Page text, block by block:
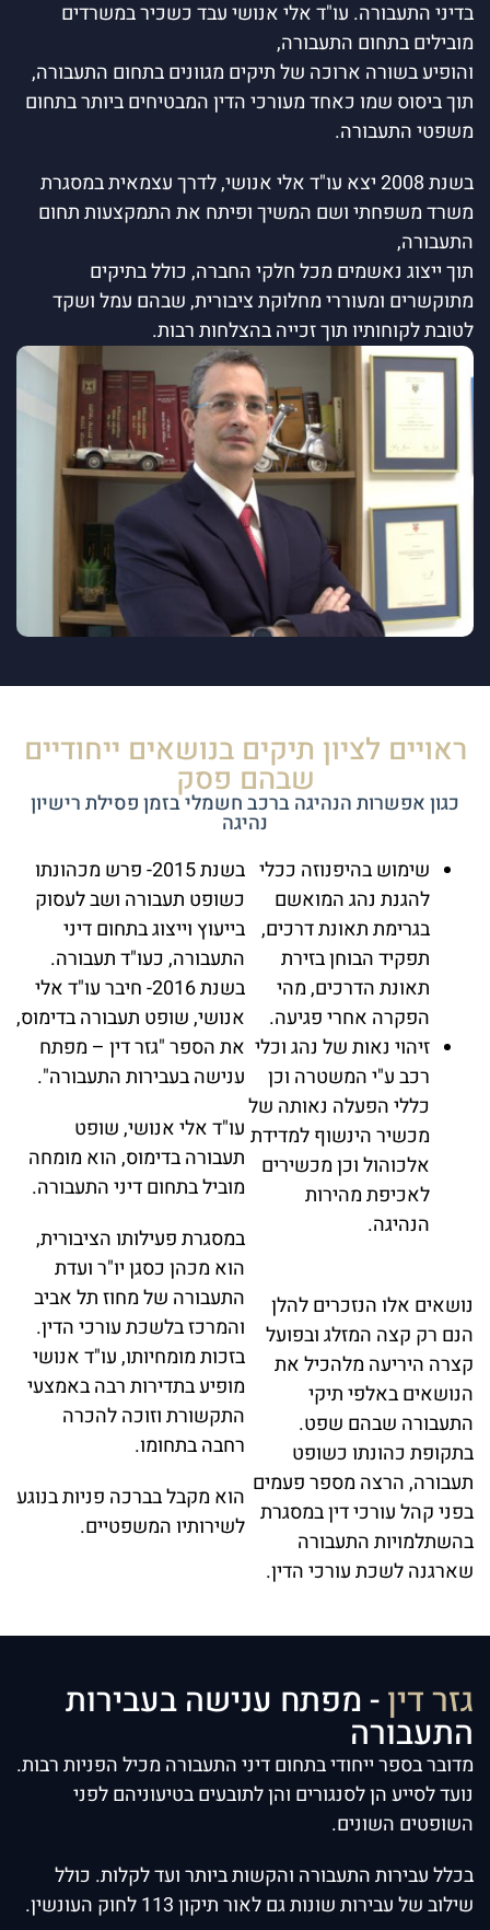
בדיני התעבורה. עו"ד אלי אנושי עבד כשכיר במשרדים
מובילים בתחום התעבורה,
והופיע בשורה ארוכה של תיקים מגוונים בתחום התעבורה,
תוך ביסוס שמו כאחד מעורכי הדין המבטיחים ביותר בתחום
משפטי התעבורה.
בשנת 2008 יצא עו"ד אלי אנושי, לדרך עצמאית במסגרת
משרד משפחתי ושם המשיך ופיתח את התמקצעות תחום
התעבורה,
תוך ייצוג נאשמים מכל חלקי החברה, כולל בתיקים
מתוקשרים ומעוררי מחלוקת ציבורית, שבהם עמל ושקד
לטובת לקוחותיו תוך זכייה בהצלחות רבות.
ראויים לציון תיקים בנושאים ייחודיים
שבהם פסק
כגון אפשרות הנהיגה ברכב חשמלי בזמן פסילת רישיון
נהיגה
שימוש בהיפנוזה ככלי
להגנת נהג המואשם
בגרימת תאונת דרכים,
תפקיד הבוחן בזירת
תאונת הדרכים, מהי
הפקרה אחרי פגיעה.
זיהוי נאות של נהג וכלי
רכב ע"י המשטרה וכן
כללי הפעלה נאותה של
מכשיר הינשוף למדידת
אלכוהול וכן מכשירים
לאכיפת מהירות
הנהיגה.
נושאים אלו הנזכרים להלן
הנם רק קצה המזלג ובפועל
קצרה היריעה מלהכיל את
הנושאים באלפי תיקי
התעבורה שבהם שפט.
בתקופת כהונתו כשופט
תעבורה, הרצה מספר פעמים
בפני קהל עורכי דין במסגרת
בהשתלמויות התעבורה
שארגנה לשכת עורכי הדין.
בשנת 2015- פרש מכהונתו
כשופט תעבורה ושב לעסוק
בייעוץ וייצוג בתחום דיני
התעבורה, כעו"ד תעבורה.
בשנת 2016- חיבר עו"ד אלי
אנושי, שופט תעבורה בדימוס,
את הספר "גזר דין – מפתח
ענישה בעבירות התעבורה".
עו"ד אלי אנושי, שופט
תעבורה בדימוס, הוא מומחה
מוביל בתחום דיני התעבורה.
במסגרת פעילותו הציבורית,
הוא מכהן כסגן יו"ר ועדת
התעבורה של מחוז תל אביב
והמרכז בלשכת עורכי הדין.
בזכות מומחיותו, עו"ד אנושי
מופיע בתדירות רבה באמצעי
התקשורת וזוכה להכרה
רחבה בתחומו.
הוא מקבל בברכה פניות בנוגע
לשירותיו המשפטיים.
גזר דין- מפתח ענישה בעבירות
התעבורה
מדובר בספר ייחודי בתחום דיני התעבורה מכיל הפניות רבות.
נועד לסייע הן לסנגורים והן לתובעים בטיעוניהם לפני
השופטים השונים.
בכלל עבירות התעבורה והקשות ביותר ועד לקלות. כולל
שילוב של עבירות שונות גם לאור תיקון 113 לחוק העונשין.